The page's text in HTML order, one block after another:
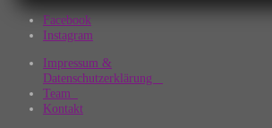
Facebook
Instagram
Impressum &
Datenschutzerklärung
Team
Kontakt